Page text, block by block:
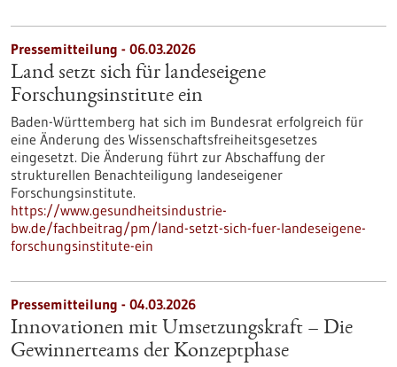
Pressemitteilung - 06.03.2026
Land setzt sich für landeseigene
Forschungsinstitute ein
Baden-Württemberg hat sich im Bundesrat erfolgreich für
eine Änderung des Wissenschaftsfreiheitsgesetzes
eingesetzt. Die Änderung führt zur Abschaffung der
strukturellen Benachteiligung landeseigener
Forschungsinstitute.
https://www.gesundheitsindustrie-
bw.de/fachbeitrag/pm/land-setzt-sich-fuer-landeseigene-
forschungsinstitute-ein
Pressemitteilung - 04.03.2026
Innovationen mit Umsetzungskraft – Die
Gewinnerteams der Konzeptphase